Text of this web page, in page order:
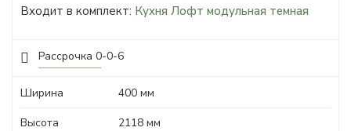
Рассрочка 0-0-6
Входит в комплект: Кухня Лофт модульная темная
Ширина
400 мм
Высота
2118 мм